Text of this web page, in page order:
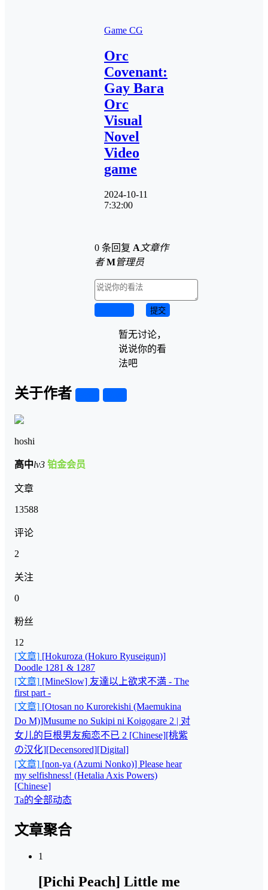
Game CG
Orc
Covenant:
Gay Bara
Orc
Visual
Novel
Video
game
2024-10-11
7:32:00
0 条回复 A 文章作
者 M管理员
提交
暂无讨论，
说说你的看
法吧
关于作者
hoshi
高中lv3 铂金会员
文章
13588
评论
2
关注
0
粉丝
12
[文章] [Hokuroza (Hokuro Ryuseigun)]
Doodle 1281 & 1287
[文章] [MineSlow] 友達以上欲求不満 - The
first part -
[文章] [Otosan no Kurorekishi (Maemukina
Do M)]Musume no Sukipi ni Koigogare 2 | 对
女儿的巨根男友痴恋不已 2 [Chinese][桃紫
の汉化][Decensored][Digital]
[文章] [non-ya (Azumi Nonko)] Please hear
my selfishness! (Hetalia Axis Powers)
[Chinese]
Ta的全部动态
文章聚合
1
[Pichi Peach] Little me